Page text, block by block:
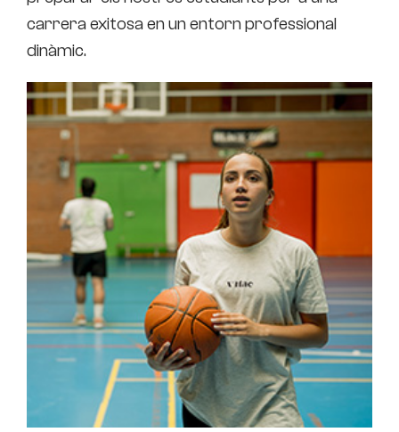
carrera exitosa en un entorn professional
dinàmic.